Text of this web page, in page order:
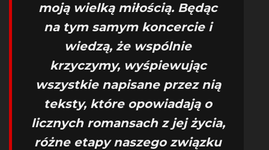
moją wielką miłością. Będąc
na tym samym koncercie i
wiedzą, że wspólnie
krzyczymy, wyśpiewując
wszystkie napisane przez nią
teksty, które opowiadają o
licznych romansach z jej życia,
różne etapy naszego związku